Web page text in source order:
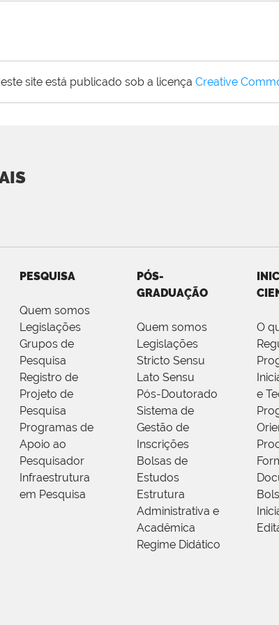
site está publicado sob a licença Creative
PESQUISA
Quem somos
Legislações
Grupos de
Pesquisa
Registro de
Projeto de
Pesquisa
Programas de
Apoio ao
Pesquisador
Infraestrutura
em Pesquisa
PÓS-
GRADUAÇÃO
Quem somos
Legislações
Stricto Sensu
Lato Sensu
Pós-Doutorado
Sistema de
Gestão de
Inscrições
Bolsas de
Estudos
Estrutura
Administrativa e
Acadêmica
Regime Didático
O
e